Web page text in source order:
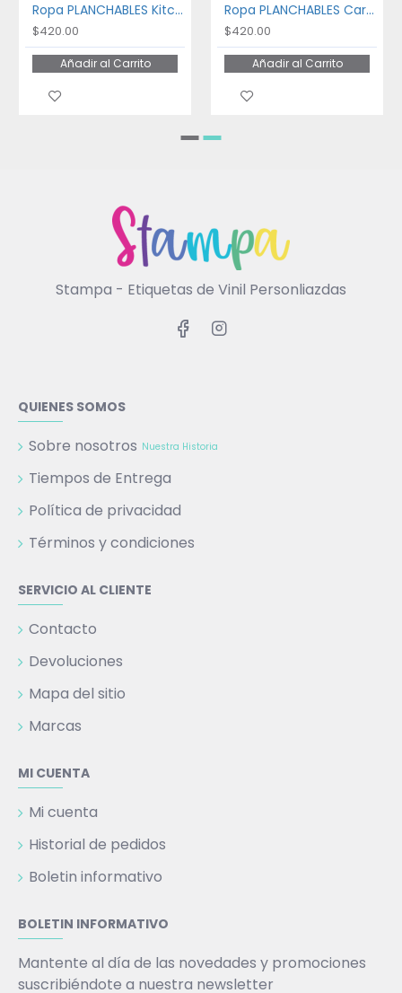
Ropa PLANCHABLES Kitchen
$420.00
Añadir al Carrito
Ropa PLANCHABLES Cartoon Cat
$420.00
Añadir al Carrito
Stampa - Etiquetas de Vinil Personliazdas
QUIENES SOMOS
Sobre nosotros Nuestra Historia
Tiempos de Entrega
Política de privacidad
Términos y condiciones
SERVICIO AL CLIENTE
Contacto
Devoluciones
Mapa del sitio
Marcas
MI CUENTA
Mi cuenta
Historial de pedidos
Boletin informativo
BOLETIN INFORMATIVO
Mantente al día de las novedades y promociones
suscribiéndote a nuestra newsletter